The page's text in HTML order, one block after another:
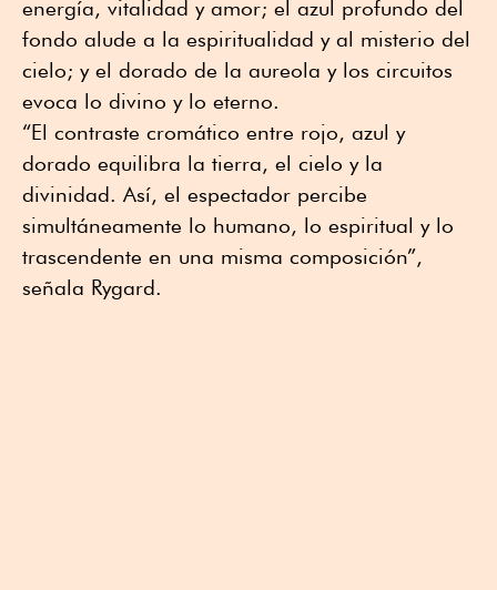
energía, vitalidad y amor; el azul profundo del
fondo alude a la espiritualidad y al misterio del
cielo; y el dorado de la aureola y los circuitos
evoca lo divino y lo eterno.
“El contraste cromático entre rojo, azul y
dorado equilibra la tierra, el cielo y la
divinidad. Así, el espectador percibe
simultáneamente lo humano, lo espiritual y lo
trascendente en una misma composición”,
señala Rygard.